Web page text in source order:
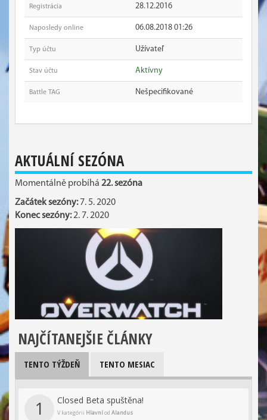
Registrácia 28.12.2016
Naposledy online 06.08.2018 01:26
Typ účtu Užívateľ
Stav účtu Aktívny
Battle TAG Nešpecifikované
AKTUÁLNÍ SEZÓNA
Momentálně probíhá 22. sezóna
Začátek sezóny:7. 5. 2020
Konec sezóny:2. 7. 2020
NAJČÍTANEJŠIE ČLÁNKY
TENTO TÝŽDEŇ TENTO MESIAC
1 Closed Beta spuštěna!
V kategórii Hlavníod Alandus